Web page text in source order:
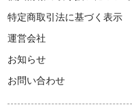
特定商取引法に基づく表示
運営会社
お知らせ
お問い合わせ